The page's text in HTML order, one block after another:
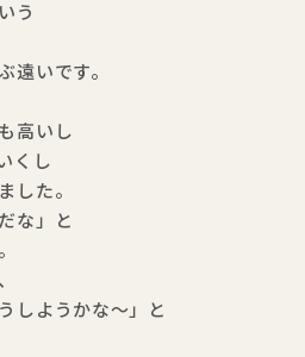
う
遠いです。
高いし
くし
した。
な」と
しようかな～」と